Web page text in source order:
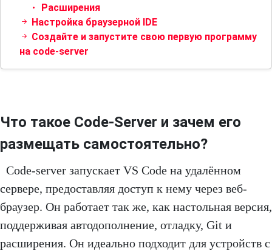
Расширения
Настройка браузерной IDE
Создайте и запустите свою первую программу
на code-server
Что такое Code-Server и зачем его
размещать самостоятельно?
Code-server запускает VS Code на удалённом
сервере, предоставляя доступ к нему через веб-
браузер. Он работает так же, как настольная версия,
поддерживая автодополнение, отладку, Git и
расширения. Он идеально подходит для устройств с